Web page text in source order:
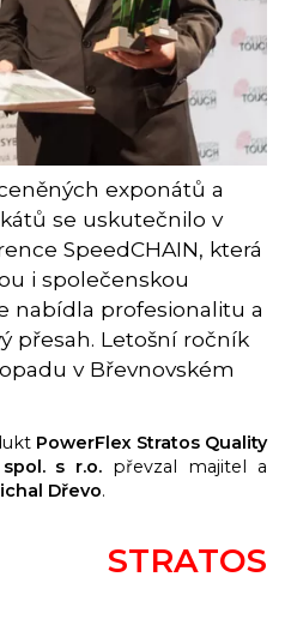
exponátů a
se uskutečnilo v
SpeedCHAIN, která
i společenskou
nabídla profesionalitu a
přesah. Letošní ročník
v Břevnovském
PowerFlex Stratos Quality
spol. s r.o. převzal majitel a
Dřevo.
STRATOS